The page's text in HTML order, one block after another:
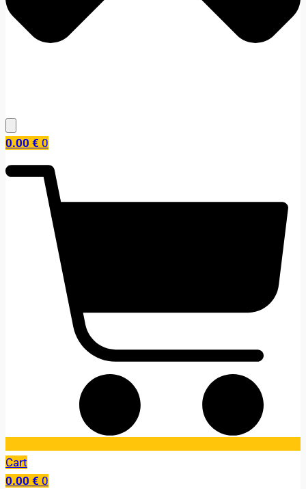
0.00 € 0
Cart
0.00 € 0